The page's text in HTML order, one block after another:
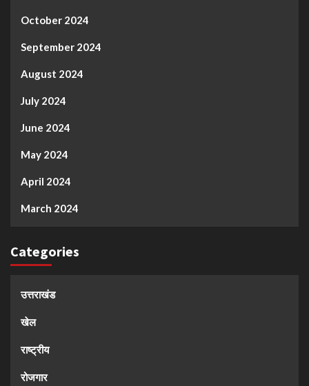
October 2024
September 2024
August 2024
July 2024
June 2024
May 2024
April 2024
March 2024
Categories
उत्तराखंड
खेल
राष्ट्रीय
रोजगार